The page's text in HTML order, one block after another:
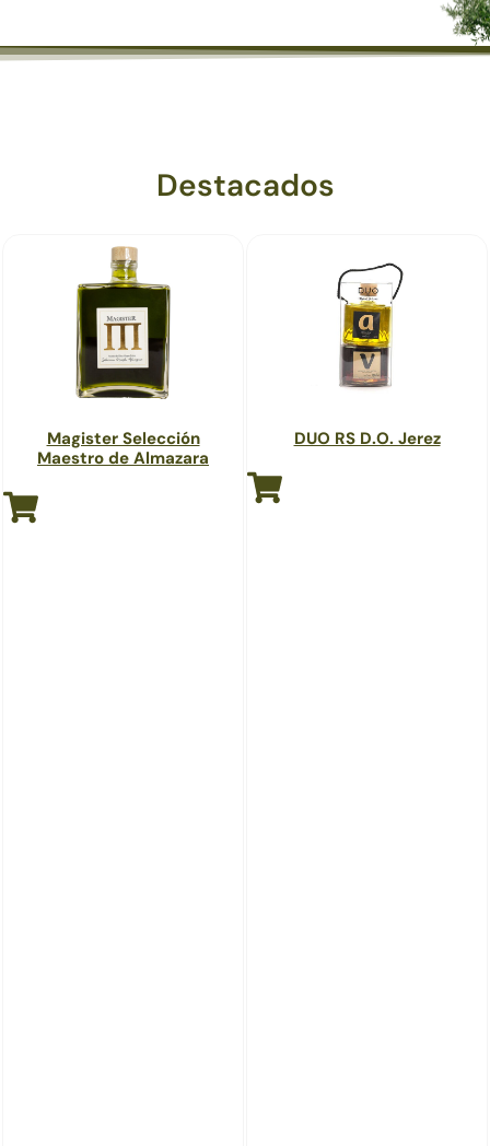
Destacados
Magister Selección
Maestro de Almazara
DUO RS D.O. Jerez